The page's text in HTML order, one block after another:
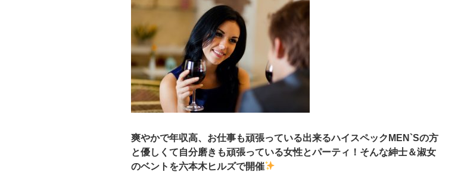
爽やかで年収高、お仕事も頑張っている出来るハイスペックMEN`Sの方
と優しくて自分磨きも頑張っている女性とパーティ！そんな紳士＆淑女
のベントを六本木ヒルズで開催